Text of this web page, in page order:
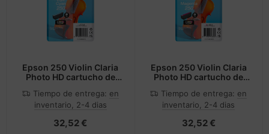
Epson 250 Violin Claria
Photo HD cartucho de
Cian claro
Tiempo de entrega: en
inventario, 2-4 dias
32,52 €
Epson 250 Violin Claria
Photo HD cartucho de
Magenta
Tiempo de entrega: en
inventario, 2-4 dias
32,52 €